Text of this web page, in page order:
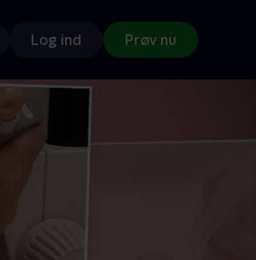
Log ind Prøv nu